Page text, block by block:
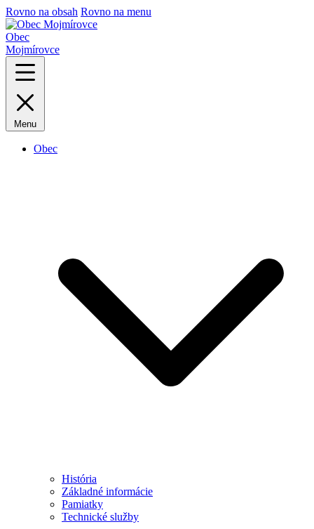
Rovno na obsah Rovno na menu
Obec
Mojmírovce
Menu
Obec
História
Základné informácie
Pamiatky
Technické služby